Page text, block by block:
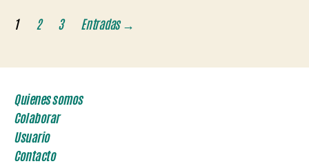
Paginación
de
entradas
1 2 3 Entradas→
Quienes somos
Colaborar
Usuario
Contacto